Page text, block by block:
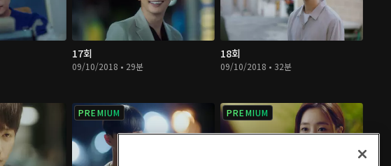
17회
09/10/2018 • 29분
18회
09/10/2018 • 32분
PREMIUM PREMIUM